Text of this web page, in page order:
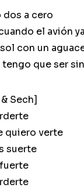
a cero
el avión
con un
tengo que ser
Sech]
quiero verte
suerte